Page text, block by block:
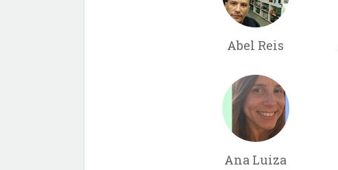
Abel Reis
Ana Luiza